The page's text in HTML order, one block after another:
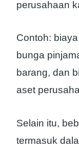
perusahaan
Contoh:
bunga
barang, dan
aset
Selain itu,
termasuk